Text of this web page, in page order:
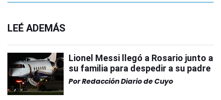
LEÉ ADEMÁS
Lionel Messi llegó a Rosario junto a
su familia para despedir a su padre
PorRedacción Diario de Cuyo